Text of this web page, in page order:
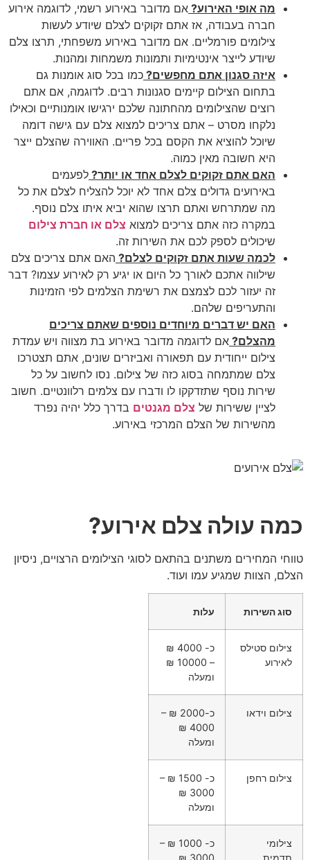
מה אופי האירוע? אם מדובר באירוע רשמי, לדוגמה אירוע
חברה בעבודה, אז אתם זקוקים לצלם שיודע לעשות
צילומים פורמליים. אם מדובר באירוע משפחתי, תרצו צלם
שיודע לייצר אינטימיות ותמונות משמחות ומהנות.
איזה סגנון אתם מחפשים? כמו בכל סוג אומנות גם
בתחום הצילום קיימים סגנונות רבים. לדוגמה, אם אתם
רוצים שהצילומים מהחתונה שלכם ירגישו אומנותיים וכאילו
נלקחו מסרט – אתם צריכים למצוא צלם עם גישה דומה
שיוכל להוציא את הקסם בכל פריים. האווירה שהצלם ייצר
היא חשובה מאין כמוה.
האם אתם זקוקים לצלם אחד או יותר? לפעמים
באירועים גדולים צלם אחד לא יוכל להצליח לצלם את כל
מה שמתרחש ואתם תרצו שהוא יביא איתו צלם נוסף.
במקרה כזה אתם צריכים למצוא צלם או חברת צילום
שיכולים לספק לכם את השירות זה.
לכמה שעות אתם זקוקים לצלם? האם אתם צריכים צלם
שילווה אתכם לאורך כל היום או יגיע רק לאירוע עצמו? דבר
זה יעזור לכם לצמצם את רשימת הצלמים לפי הזמינות
והתעריפים שלהם.
האם יש דברים מיוחדים נוספים שאתם צריכים
מהצלם? אם לדוגמה מדובר באירוע בת מצווה ויש עמדת
צילום ייחודית עם תפאורה ואביזרים שונים, אתם תצטרכו
צלם שמתמחה בסוג כזה של צילום. נסו לחשוב על כל
שירות נוסף שתזדקקו לו ודברו עם צלמים רלוונטיים. חשוב
לציין ששירות של צלם מגנטים בדרך כלל יהיה נפרד
מהשירות של הצלם המרכזי באירוע.
כמה עולה צלם אירוע?
טווחי המחירים משתנים בהתאם לסוגי הצילומים הרצויים, ניסיון
הצלם, הצוות שמגיע עמו ועוד.
סוג השירות עלות
צילום סטילס
לאירוע
כ- 4000 ₪
– 10000 ₪
ומעלה
צילום וידאו
כ-2000 ₪ –
4000 ₪
ומעלה
צילום רחפן
כ- 1500 ₪ –
3000 ₪
ומעלה
צילומי
תדמית
כ- 1000 ₪ –
3000 ₪